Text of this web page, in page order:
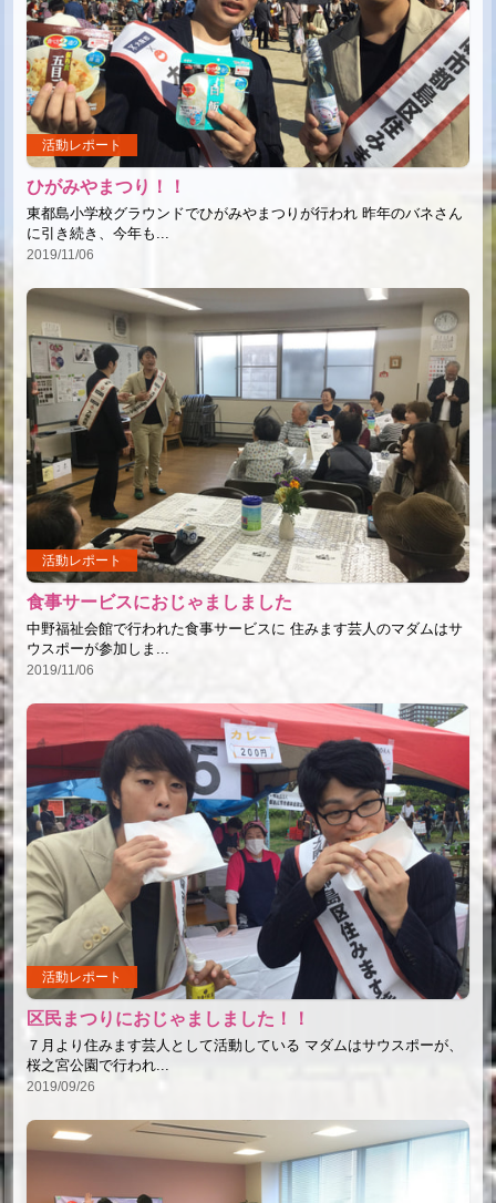
活動レポート
ひがみやまつり！！
東都島小学校グラウンドでひがみやまつりが行われ 昨年のバネさん
に引き続き、今年も...
2019/11/06
活動レポート
食事サービスにおじゃましました
中野福祉会館で行われた食事サービスに 住みます芸人のマダムはサ
ウスポーが参加しま...
2019/11/06
活動レポート
区民まつりにおじゃましました！！
７月より住みます芸人として活動している マダムはサウスポーが、
桜之宮公園で行われ...
2019/09/26